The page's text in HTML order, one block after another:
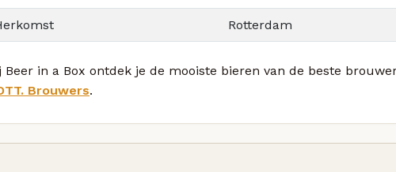
Rotterdam
Beer in a Box ontdek je de mooiste bieren van de beste
Brouwers.